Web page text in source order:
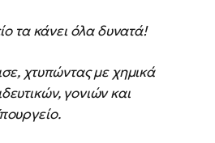
τα κάνει όλα δυνατά!
χτυπώντας με χημικά
γονιών και